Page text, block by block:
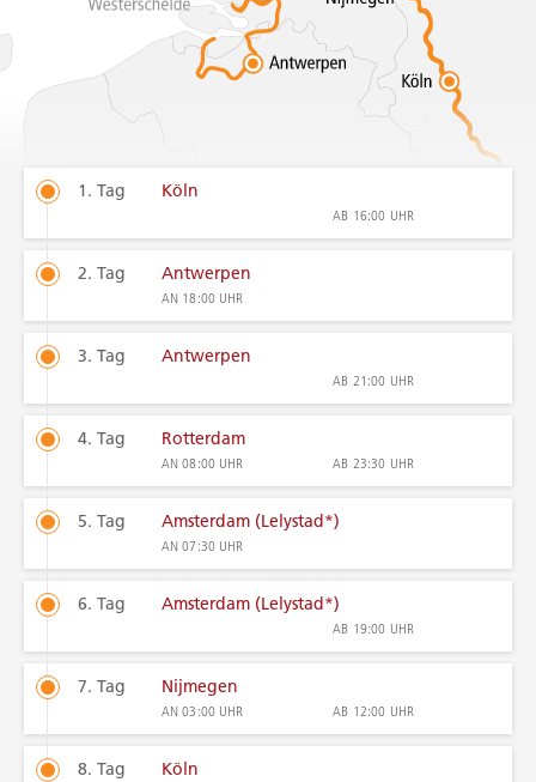
1. Tag Köln
AB 16:00 UHR
2. Tag Antwerpen
AN 18:00 UHR
3. Tag Antwerpen
AB 21:00 UHR
4. Tag Rotterdam
AN08:00 UHR AB 23:30 UHR
5. Tag Amsterdam (Lelystad*)
AN07:30 UHR
6. Tag Amsterdam (Lelystad*)
AB 19:00 UHR
7. Tag Nijmegen
AN03:00 UHR AB 12:00 UHR
8. Tag Köln